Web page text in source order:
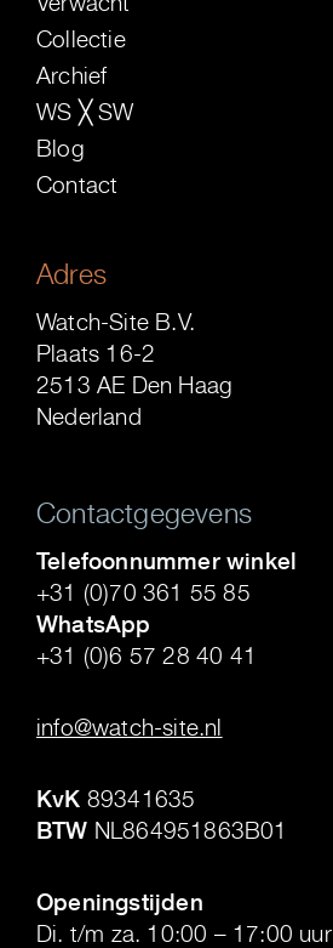
Collectie
Archief
WS ╳ SW
Blog
Contact
Adres
Watch-Site B.V.
Plaats 16-2
2513 AE Den Haag
Nederland
Contactgegevens
Telefoonnummer winkel
+31 (0)70 361 55 85
WhatsApp
+31 (0)6 57 28 40 41
info@watch-site.nl
KvK 89341635
BTW NL864951863B01
Openingstijden
Di. t/m za. 10:00 – 17:00 uur